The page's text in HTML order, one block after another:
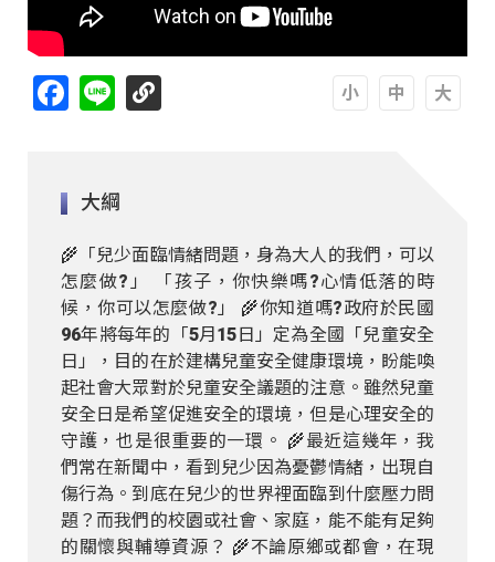
Facebook
Line
大綱
🌾「兒少面臨情緒問題，身為大人的我們，可以
怎麼做?」 「孩子，你快樂嗎?心情低落的時
候，你可以怎麼做?」 🌾你知道嗎?政府於民國
96年將每年的「5月15日」定為全國「兒童安全
日」，目的在於建構兒童安全健康環境，盼能喚
起社會大眾對於兒童安全議題的注意。雖然兒童
安全日是希望促進安全的環境，但是心理安全的
守護，也是很重要的一環。 🌾最近這幾年，我
們常在新聞中，看到兒少因為憂鬱情緒，出現自
傷行為。到底在兒少的世界裡面臨到什麼壓力問
題？而我們的校園或社會、家庭，能不能有足夠
的關懷與輔導資源？ 🌾不論原鄉或都會，在現